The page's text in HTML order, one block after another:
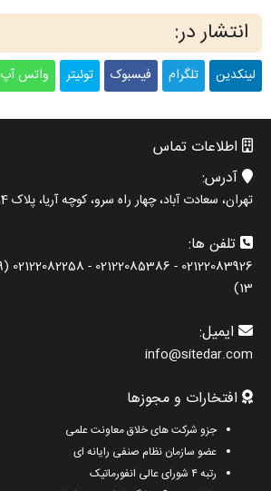
انتشار در:
لینکدین تلگرام فیسبوک توئیتر واتس آپ
اطلاعات تماس
آدرس:
تهران، سعادت آباد، چهار راه سرو، کوچه آریا، پلاک 4، طبقه 4، واحد 7
تلفن ها:
13)
ایمیل:
info@sitedar.com
افتخارات و مجوزها
جزو شرکت های خلاق معاونت علمی
عضو سازمان نظام صنفی رایانه ای
رتبه ۴ شورای عالی انفورماتیک